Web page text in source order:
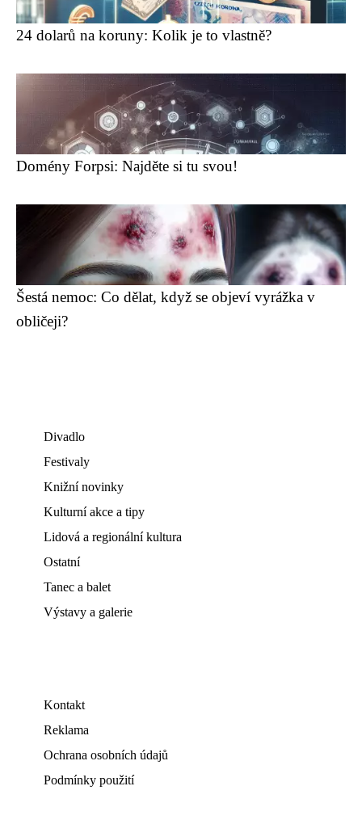
24 dolarů na koruny: Kolik je to vlastně?
Domény Forpsi: Najděte si tu svou!
Šestá nemoc: Co dělat, když se objeví vyrážka v
obličeji?
Divadlo
Festivaly
Knižní novinky
Kulturní akce a tipy
Lidová a regionální kultura
Ostatní
Tanec a balet
Výstavy a galerie
Kontakt
Reklama
Ochrana osobních údajů
Podmínky použití